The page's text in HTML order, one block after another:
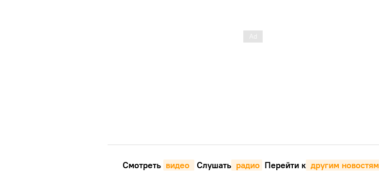
Смотреть видео Cлушать радио Перейти к другим новостям